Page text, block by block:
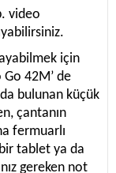
video
için
42M’ de
bulunan küçük
çantanın
fermuarlı
tablet ya da
gereken not